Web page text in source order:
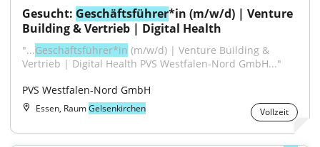
Gesucht: Geschäftsführer*in (m/w/d) | Venture
Building & Vertrieb | Digital Health
"...Geschäftsführer*in (m/w/d) | Venture Building &
Vertrieb | Digital Health PVS Westfalen-Nord GmbH..."
PVS Westfalen-Nord GmbH
Essen, RaumGelsenkirchen Vollzeit